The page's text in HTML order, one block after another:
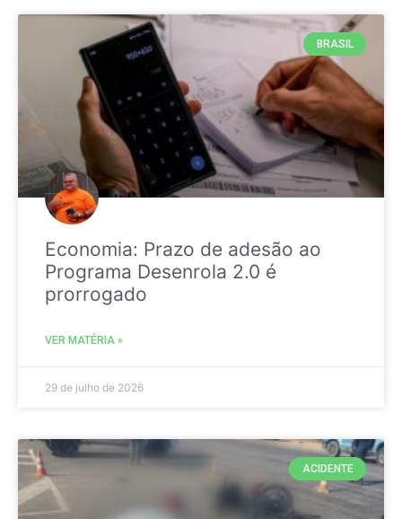
BRASIL
Economia: Prazo de adesão ao
Programa Desenrola 2.0 é
prorrogado
VER MATÉRIA »
29 de julho de 2026
ACIDENTE